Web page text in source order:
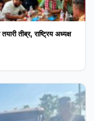
तीब्र, राष्ट्रिय अध्यक्ष